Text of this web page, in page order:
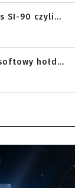
SI-90 czyli...
hołd...